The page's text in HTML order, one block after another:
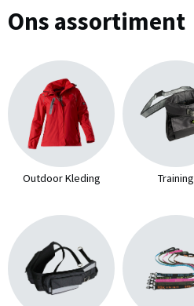
Ons assortiment
Outdoor Kleding Training